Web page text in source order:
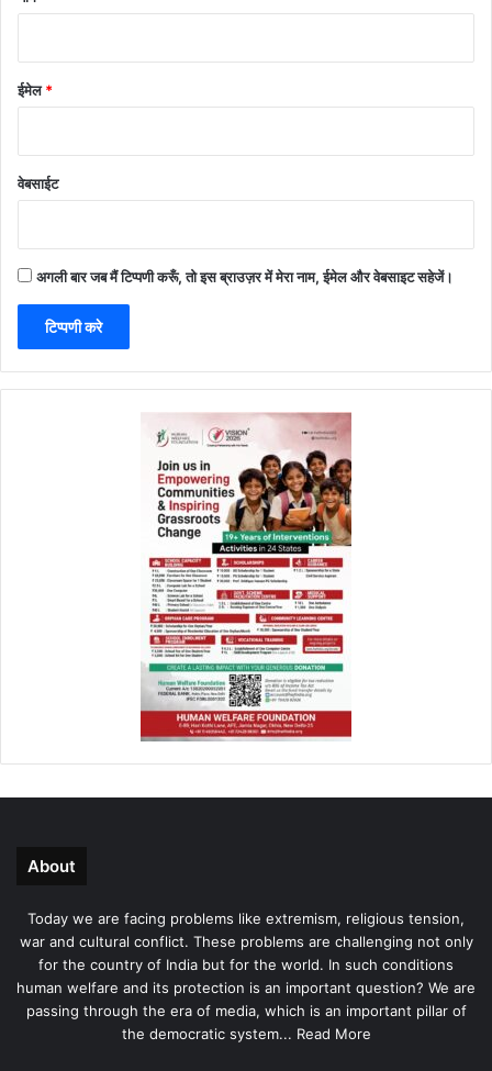
ईमेल*
वेबसाईट
अगली बार जब मैं टिप्पणी करूँ, तो इस ब्राउज़र में मेरा नाम, ईमेल और वेबसाइट सहेजें।
About
Today we are facing problems like extremism, religious tension,
war and cultural conflict. These problems are challenging not only
for the country of India but for the world. In such conditions
human welfare and its protection is an important question? We are
passing through the era of media, which is an important pillar of
the democratic system... Read More